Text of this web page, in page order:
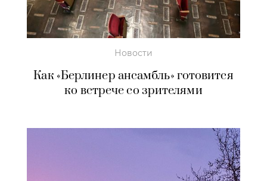
Новости
Как «Берлинер ансамбль» готовится
ко встрече со зрителями